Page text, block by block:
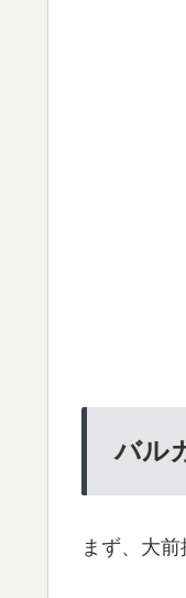
バル
まず、大前